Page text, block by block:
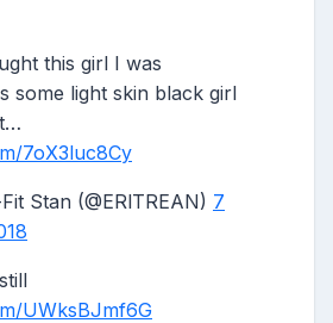
this girl I was
some light skin black girl
7oX3luc8Cy
Stan (@ERlTREAN) 7
UWksBJmf6G